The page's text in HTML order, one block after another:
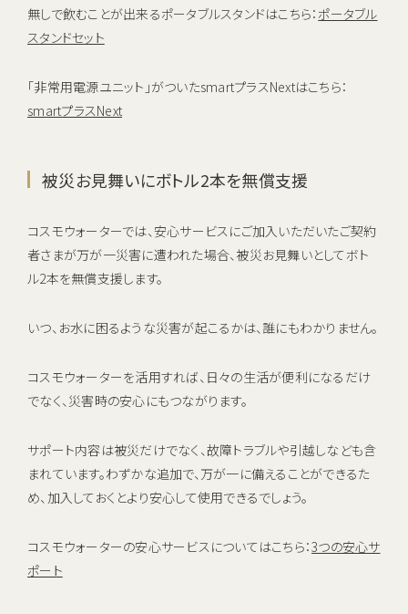
無しで飲むことが出来るポータブルスタンドはこちら： ポータブル
スタンドセット
「非常用電源ユニット」がついたsmartプラスNextはこちら：
smartプラスNext
被災お見舞いにボトル2本を無償支援
コスモウォーターでは、安心サービスにご加入いただいたご契約
者さまが万が一災害に遭われた場合、被災お見舞いとしてボト
ル2本を無償支援します。
いつ、お水に困るような災害が起こるかは、誰にもわかりません。
コスモウォーターを活用すれば、日々の生活が便利になるだけ
でなく、災害時の安心にもつながります。
サポート内容は被災だけでなく、故障トラブルや引越しなども含
まれています。わずかな追加で、万が一に備えることができるた
め、加入しておくとより安心して使用できるでしょう。
コスモウォーターの安心サービスについてはこちら：3つの安心サ
ポート